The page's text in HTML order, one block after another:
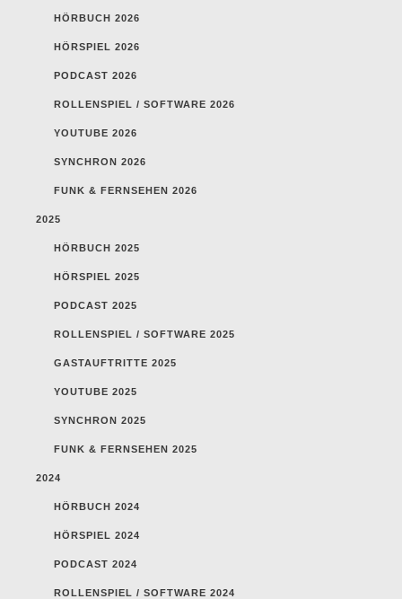
HÖRBUCH 2026
HÖRSPIEL 2026
PODCAST 2026
ROLLENSPIEL / SOFTWARE 2026
YOUTUBE 2026
SYNCHRON 2026
FUNK & FERNSEHEN 2026
2025
HÖRBUCH 2025
HÖRSPIEL 2025
PODCAST 2025
ROLLENSPIEL / SOFTWARE 2025
GASTAUFTRITTE 2025
YOUTUBE 2025
SYNCHRON 2025
FUNK & FERNSEHEN 2025
2024
HÖRBUCH 2024
HÖRSPIEL 2024
PODCAST 2024
ROLLENSPIEL / SOFTWARE 2024